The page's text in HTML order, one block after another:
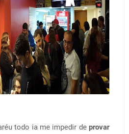
todo ia me impedir deprovar